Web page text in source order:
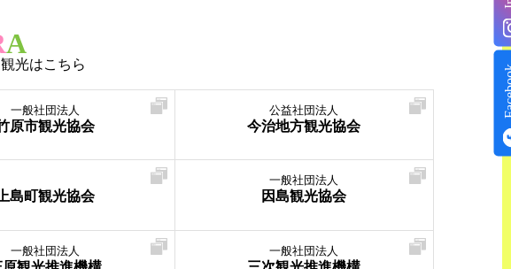
A
光はこちら
一般社団法人
原市観光協会
公益社団法人
今治地方観光協会
上島町観光協会
一般社団法人
因島観光協会
一般社団法人 一般社団法人